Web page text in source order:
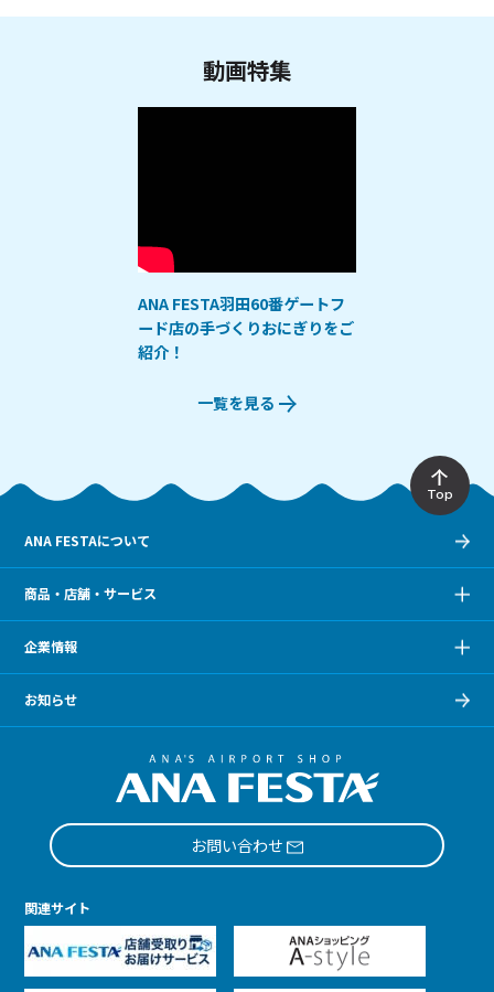
動画特集
ANA FESTA羽田60番ゲートフ
ード店の手づくりおにぎりをご
紹介！
一覧を見る
Top
ANA FESTAについて
商品・店舗・サービス
企業情報
お知らせ
お問い合わせ
関連サイト